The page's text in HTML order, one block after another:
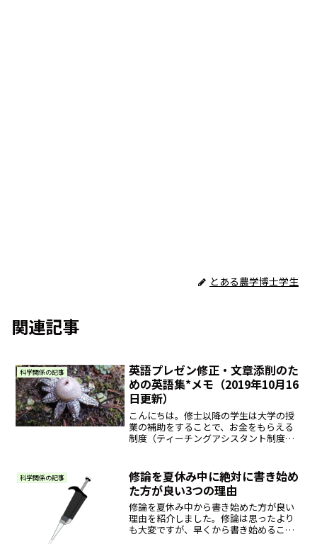
とある農学博士学生
関連記事
科学関係の記事
英語プレゼン修正・文章添削のた
めの英語集*メモ（2019年10月16
日更新）
こんにちは。修士以降の学生は大学の授
業の補助をすることで、お金をもらえる
制度（ティーチングアシスタント制度、
がうちの大学の留学生はかなり英語が上
手で、日本の大学生等...
科学関係の記事
修論を夏休み中に絶対に書き始め
た方が良い3つの理由
修論を夏休み中から書き始めた方が良い
理由を紹介しました。修論は思ったより
も大変ですが、早くから書き始めること